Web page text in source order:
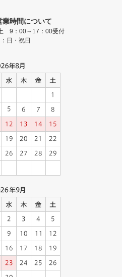
業時間について
9：00～17：00受付
日・祝日